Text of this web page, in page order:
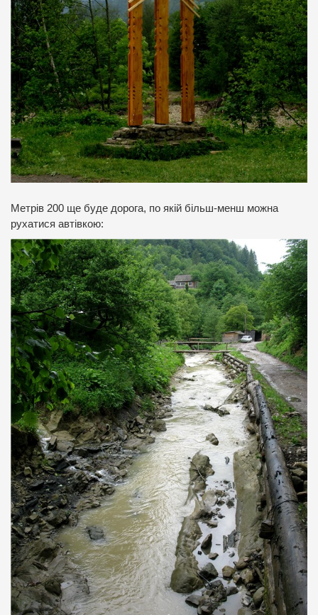
Метрів 200 ще буде дорога, по якій більш-менш можна
рухатися автівкою: